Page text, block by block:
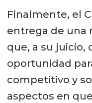
Finalmente, el
entrega de una
que, a su
oportunidad
competitivo y
aspectos en